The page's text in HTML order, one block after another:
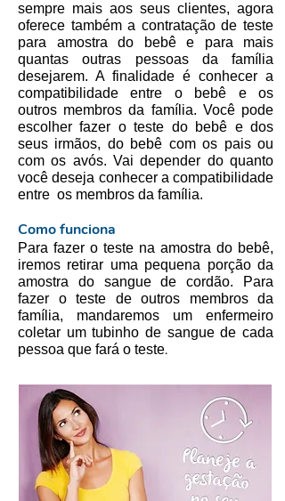
sempre mais aos seus clientes, agora
oferece também a contratação de teste
para amostra do bebê e para mais
quantas outras pessoas da família
desejarem. A finalidade é conhecer a
compatibilidade entre o bebê e os
outros membros da família. Você pode
escolher fazer o teste do bebê e dos
seus irmãos, do bebê com os pais ou
com os avós. Vai depender do quanto
você deseja conhecer a compatibilidade
entre os membros da família.
Como funciona
Para fazer o teste na amostra do bebê,
iremos retirar uma pequena porção da
amostra do sangue de cordão. Para
fazer o teste de outros membros da
família, mandaremos um enfermeiro
coletar um tubinho de sangue de cada
pessoa que fará o teste.